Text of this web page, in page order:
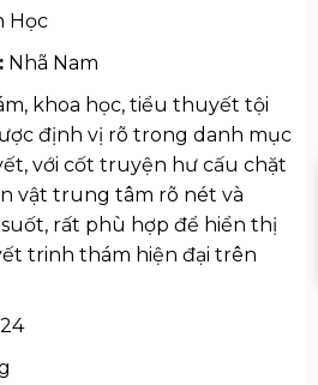
Học
Nhã Nam
khoa học, tiểu thuyết tội
định vị rõ trong danh mục
, với cốt truyện hư cấu chặt
vật trung tâm rõ nét và
rất phù hợp để hiển thị
trinh thám hiện đại trên